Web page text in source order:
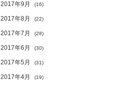
2017年9月 (16)
2017年8月 (22)
2017年7月 (28)
2017年6月 (30)
2017年5月 (31)
2017年4月 (19)